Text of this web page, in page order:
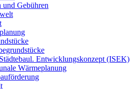
und Gebühren
Entwicklungskonzept (ISEK)
Wärmeplanung